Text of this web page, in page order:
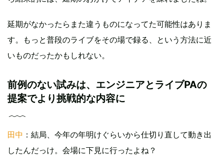
延期がなかったらまた違うものになってた可能性はありま
す。もっと普段のライブをその場で録る、という方法に近
いものだったかもしれない。
前例のない試みは、エンジニアとライブPAの
提案でより挑戦的な内容に
田中 ：結局、今年の年明けぐらいから仕切り直して動き出
したんだっけ。会場に下見に行ったよね？